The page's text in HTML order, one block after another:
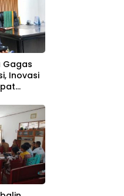
Gagas
Inovasi